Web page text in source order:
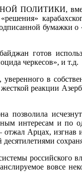
вместе с
бумажки
готов
черкесов», и т.д.
в
реакции
интересам и по
Арцах, изгнав
российского
вовсе